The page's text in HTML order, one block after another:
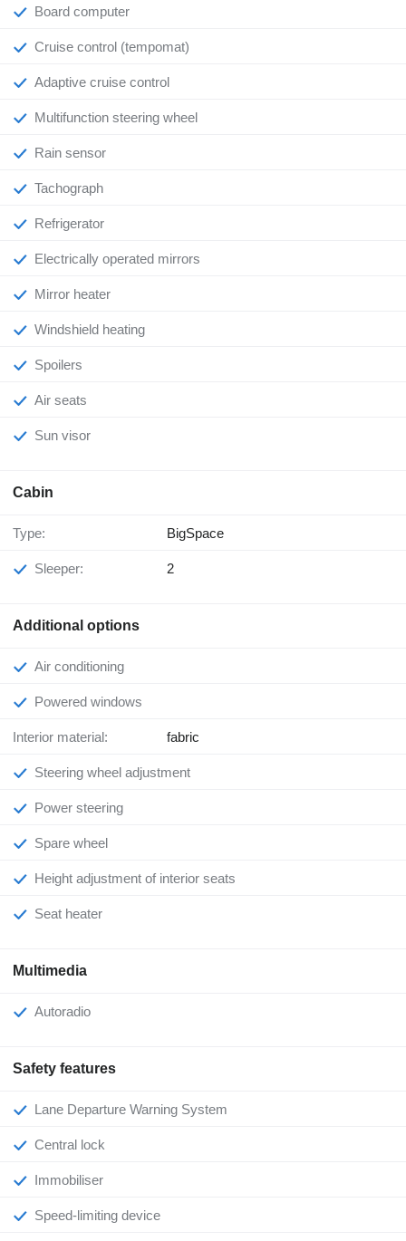
Board computer
Cruise control (tempomat)
Adaptive cruise control
Multifunction steering wheel
Rain sensor
Tachograph
Refrigerator
Electrically operated mirrors
Mirror heater
Windshield heating
Spoilers
Air seats
Sun visor
Cabin
Type: BigSpace
Sleeper: 2
Additional options
Air conditioning
Powered windows
Interior material: fabric
Steering wheel adjustment
Power steering
Spare wheel
Height adjustment of interior seats
Seat heater
Multimedia
Autoradio
Safety features
Lane Departure Warning System
Central lock
Immobiliser
Speed-limiting device